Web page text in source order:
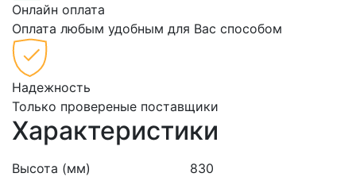
Онлайн оплата
Оплата любым удобным для Вас способом
Надежность
Только провереные поставщики
Характеристики
Высота (мм)
830